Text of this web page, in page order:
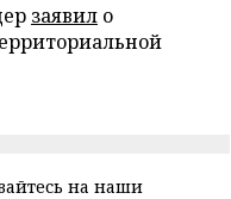
заявил о
на наши